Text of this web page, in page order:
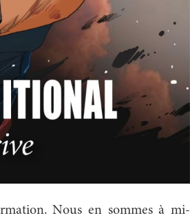
Nous en sommes à mi-